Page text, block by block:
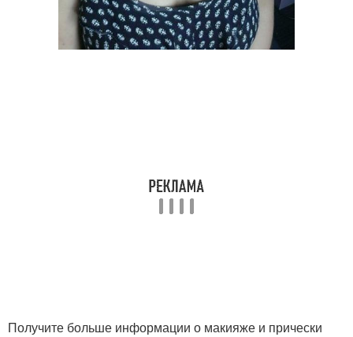
Получите больше информации о макияже и прически